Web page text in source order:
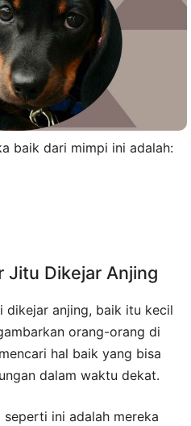
baik dari mimpi ini adalah:
Jitu Dikejar Anjing
dikejar anjing, baik itu kecil
orang-orang di
hal baik yang bisa
dalam waktu dekat.
ini adalah mereka